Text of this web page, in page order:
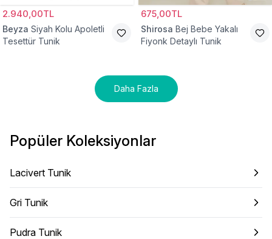
2.940,00TL
Beyza Siyah Kolu Apoletli
Tesettür Tunik
675,00TL
Shirosa Bej Bebe Yakalı
Fiyonk Detaylı Tunik
Daha Fazla
Popüler Koleksiyonlar
Lacivert Tunik
Gri Tunik
Pudra Tunik